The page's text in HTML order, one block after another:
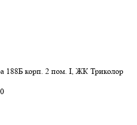
188Б корп. 2 пом. I, ЖК Триколор